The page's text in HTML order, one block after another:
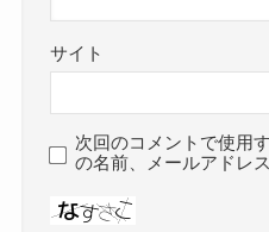
サイト
次回のコメントで使用
の名前、メールアドレ